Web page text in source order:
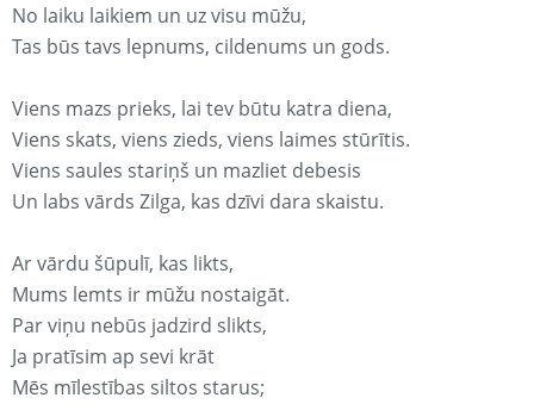
No laiku laikiem un uz visu mūžu,
Tas būs tavs lepnums, cildenums un gods.
Viens mazs prieks, lai tev būtu katra diena,
Viens skats, viens zieds, viens laimes stūrītis.
Viens saules stariņš un mazliet debesis
Un labs vārds Zilga, kas dzīvi dara skaistu.
Ar vārdu šūpulī, kas likts,
Mums lemts ir mūžu nostaigāt.
Par viņu nebūs jadzird slikts,
Ja pratīsim ap sevi krāt
Mēs mīlestības siltos starus;